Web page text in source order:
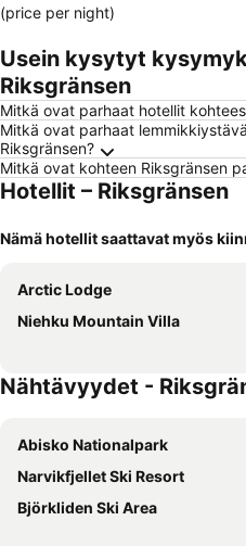
(price per night)
Usein kysytyt
Riksgränsen
Mitkä ovat parhaat hotellit
Mitkä ovat parhaat
Riksgränsen?
Mitkä ovat kohteen Riksgränsen
Hotellit – Riksgränsen
Nämä hotellit saattavat myös
Arctic Lodge
Niehku Mountain Villa
Nähtävyydet -
Abisko Nationalpark
Narvikfjellet Ski Resort
Björkliden Ski Area